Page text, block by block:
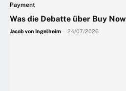
Payment
Was die Debatte über Buy
Jacob von Ingelheim 24/07/2026